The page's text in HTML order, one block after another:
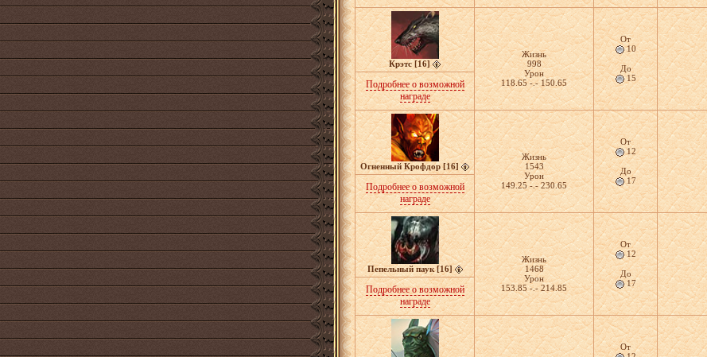
Крэтс [16]
Жизнь
998
Урон
118.65 -.- 150.65
От
10
До
15
Подробнее о возможной
награде
Огненный Крофдор [16]
Жизнь
1543
Урон
149.25 -.- 230.65
От
12
До
17
Подробнее о возможной
награде
Пепельный паук [16]
Жизнь
1468
Урон
153.85 -.- 214.85
От
12
До
17
Подробнее о возможной
награде
От